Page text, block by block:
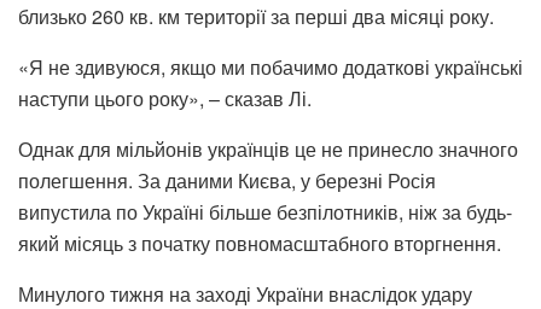
близько 260 кв. км території за перші два місяці року.
«Я не здивуюся, якщо ми побачимо додаткові українські
наступи цього року», – сказав Лі.
Однак для мільйонів українців це не принесло значного
полегшення. За даними Києва, у березні Росія
випустила по Україні більше безпілотників, ніж за будь-
який місяць з початку повномасштабного вторгнення.
Минулого тижня на заході України внаслідок удару